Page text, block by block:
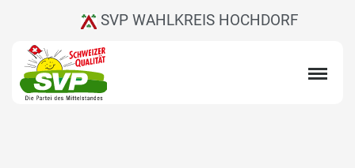
SVP WAHLKREIS HOCHDORF